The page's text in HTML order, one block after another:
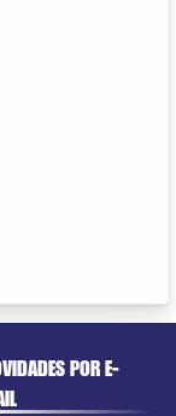
POR E-